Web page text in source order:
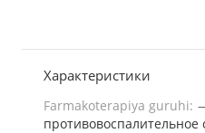
Характеристики
Farmakoterapiya guruhi:
противовоспалительное